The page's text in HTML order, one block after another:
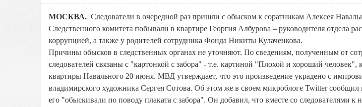
МОСКВА. Следователи в очередной раз пришли с обыском к соратникам Алексея
Следственного комитета побывали в квартире Георгия Албурова – руководителя отдела
коррупцией, а также у родителей сотрудника Фонда Никиты Кулаченкова.
Причины обысков в следственных органах не уточняют. По сведениям, полученным от
следователей связаны с "картонкой с забора" - т.е. картиной "Плохой и хороший человек",
квартиры Навального 20 июня. МВД утверждает, что это произведение украдено с
владимирского художника Сергея Сотова. Об этом же в своем микроблоге Twitter
его "обыскивали по поводу плаката с забора". Он добавил, что вместе со следователями